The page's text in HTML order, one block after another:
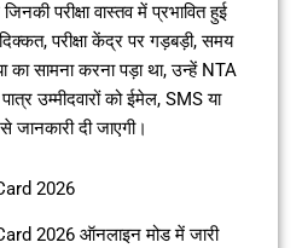
परीक्षा वास्तव में प्रभावित हुई
परीक्षा केंद्र पर गड़बड़ी, समय
का सामना करना पड़ा था, उन्हें NTA
उम्मीदवारों को ईमेल, SMS या
जानकारी दी जाएगी।
2026
2026 ऑनलाइन मोड में जारी